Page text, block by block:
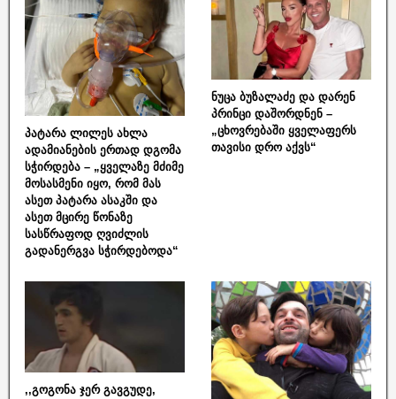
პატარა ლილეს ახლა
ადამიანების ერთად დგომა
სჭირდება – „ყველაზე მძიმე
მოსასმენი იყო, რომ მას
ასეთ პატარა ასაკში და
ასეთ მცირე წონაზე
სასწრაფოდ ღვიძლის
გადანერგვა სჭირდებოდა“
ნუცა ბუზალაძე და დარენ
პრინცი დაშორდნენ –
„ცხოვრებაში ყველაფერს
თავისი დრო აქვს“
,,გოგონა ჯერ გავგუდე,